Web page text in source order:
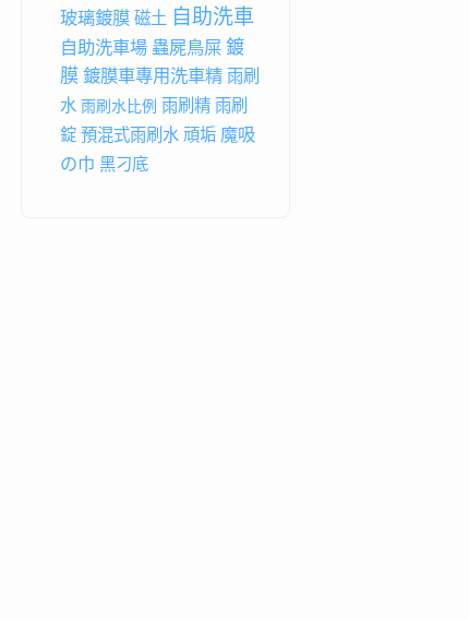
玻璃鍍膜磁土 自助洗車
自助洗車場 蟲屍鳥屎鍍
膜鍍膜車專用洗車精雨刷
水 雨刷水比例 雨刷精雨刷
錠預混式雨刷水頑垢 魔吸
の巾 黑刁底